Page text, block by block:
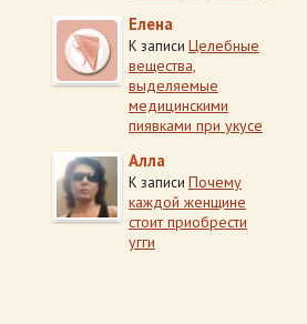
Елена
К записи Целебные
вещества,
выделяемые
медицинскими
пиявками при укусе
Алла
К записи Почему
каждой женщине
стоит приобрести
угги